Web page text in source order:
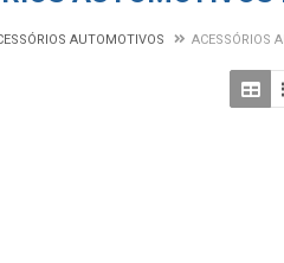
AUTOMOTIVOS ACESSÓRIOS